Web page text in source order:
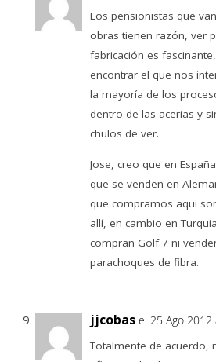
Los pensionistas que
obras tienen razón, ver
fabricación es
encontrar el que nos
la mayoría de los
dentro de las acerias y
chulos de ver.
Jose, creo que en
que se venden en
que compramos aqui
allí, en cambio en
compran Golf 7 ni
parachoques de fibra.
jjcobas el 25 Ago 2012
Totalmente de acuerdo,